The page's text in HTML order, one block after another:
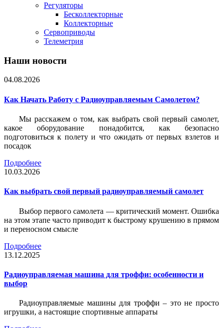
Регуляторы
Бесколлекторные
Коллекторные
Сервоприводы
Телеметрия
Наши новости
04.08.2026
Как Начать Работу с Радиоуправляемым Самолетом?
Мы расскажем о том, как выбрать свой первый самолет,
какое оборудование понадобится, как безопасно
подготовиться к полету и что ожидать от первых взлетов и
посадок
Подробнее
10.03.2026
Как выбрать свой первый радиоуправляемый самолет
Выбор первого самолета — критический момент. Ошибка
на этом этапе часто приводит к быстрому крушению в прямом
и переносном смысле
Подробнее
13.12.2025
Радиоуправляемая машина для троффи: особенности и
выбор
Радиоуправляемые машины для троффи – это не просто
игрушки, а настоящие спортивные аппараты